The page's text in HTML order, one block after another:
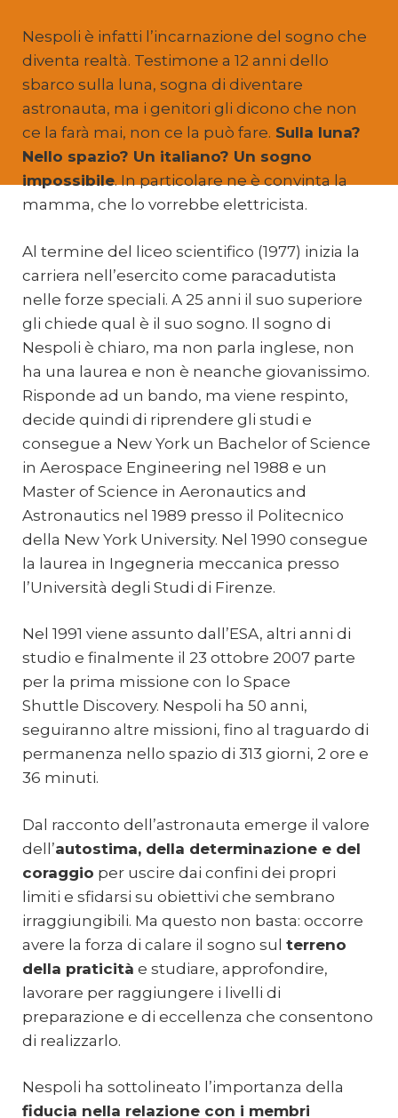
Nespoli è infatti l’incarnazione del sogno che
diventa realtà. Testimone a 12 anni dello
sbarco sulla luna, sogna di diventare
astronauta, ma i genitori gli dicono che non
ce la farà mai, non ce la può fare. Sulla luna?
Nello spazio? Un italiano? Un sogno
impossibile. In particolare ne è convinta la
mamma, che lo vorrebbe elettricista.
Al termine del liceo scientifico (1977) inizia la
carriera nell’esercito come paracadutista
nelle forze speciali. A 25 anni il suo superiore
gli chiede qual è il suo sogno. Il sogno di
Nespoli è chiaro, ma non parla inglese, non
ha una laurea e non è neanche giovanissimo.
Risponde ad un bando, ma viene respinto,
decide quindi di riprendere gli studi e
consegue a New York un Bachelor of Science
in Aerospace Engineering nel 1988 e un
Master of Science in Aeronautics and
Astronautics nel 1989 presso il Politecnico
della New York University. Nel 1990 consegue
la laurea in Ingegneria meccanica presso
l’Università degli Studi di Firenze.
Nel 1991 viene assunto dall’ESA, altri anni di
studio e finalmente il 23 ottobre 2007 parte
per la prima missione con lo Space
Shuttle Discovery. Nespoli ha 50 anni,
seguiranno altre missioni, fino al traguardo di
permanenza nello spazio di 313 giorni, 2 ore e
36 minuti.
Dal racconto dell’astronauta emerge il valore
dell’autostima, della determinazione e del
coraggio per uscire dai confini dei propri
limiti e sfidarsi su obiettivi che sembrano
irraggiungibili. Ma questo non basta: occorre
avere la forza di calare il sogno sul terreno
della praticità e studiare, approfondire,
lavorare per raggiungere i livelli di
preparazione e di eccellenza che consentono
di realizzarlo.
Nespoli ha sottolineato l’importanza della
fiducia nella relazione con i membri